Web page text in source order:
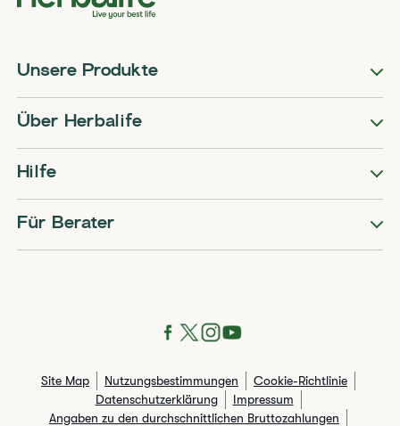
Unsere Produkte
Über Herbalife
Hilfe
Für Berater
Site Map Nutzungsbestimmungen
Cookie-Richtlinie
Datenschutzerklärung
Impressum
Angaben zu den durchschnittlichen Bruttozahlungen​